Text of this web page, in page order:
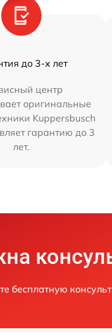
до 3-х лет
центр
оригинальные
Kuppersbusch
гарантию до 3
лет.
бесплатную